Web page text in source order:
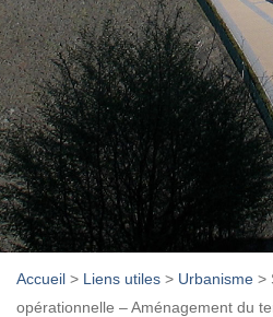
Accueil > Liens utiles > Urbanisme >
opérationnelle – Aménagement du